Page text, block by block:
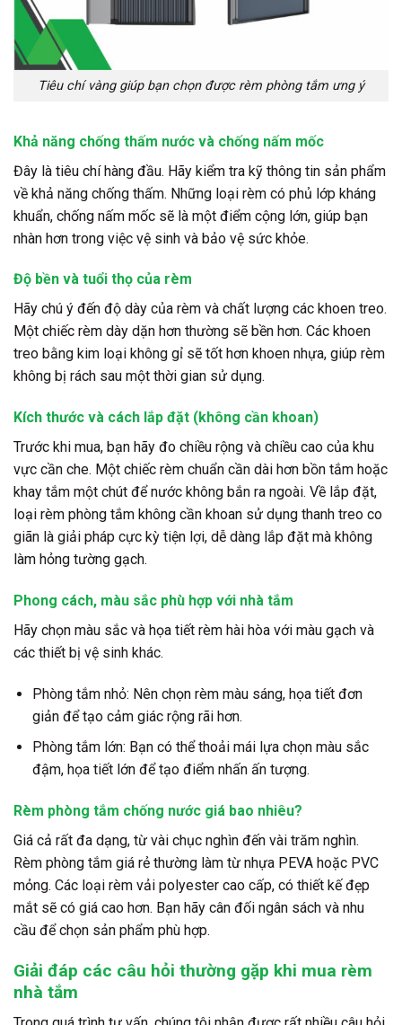
Tiêu chí vàng giúp bạn chọn được rèm phòng tắm ưng ý
Khả năng chống thấm nước và chống nấm mốc
Đây là tiêu chí hàng đầu. Hãy kiểm tra kỹ thông tin sản phẩm
về khả năng chống thấm. Những loại rèm có phủ lớp kháng
khuẩn, chống nấm mốc sẽ là một điểm cộng lớn, giúp bạn
nhàn hơn trong việc vệ sinh và bảo vệ sức khỏe.
Độ bền và tuổi thọ của rèm
Hãy chú ý đến độ dày của rèm và chất lượng các khoen treo.
Một chiếc rèm dày dặn hơn thường sẽ bền hơn. Các khoen
treo bằng kim loại không gỉ sẽ tốt hơn khoen nhựa, giúp rèm
không bị rách sau một thời gian sử dụng.
Kích thước và cách lắp đặt (không cần khoan)
Trước khi mua, bạn hãy đo chiều rộng và chiều cao của khu
vực cần che. Một chiếc rèm chuẩn cần dài hơn bồn tắm hoặc
khay tắm một chút để nước không bắn ra ngoài. Về lắp đặt,
loại rèm phòng tắm không cần khoan sử dụng thanh treo co
giãn là giải pháp cực kỳ tiện lợi, dễ dàng lắp đặt mà không
làm hỏng tường gạch.
Phong cách, màu sắc phù hợp với nhà tắm
Hãy chọn màu sắc và họa tiết rèm hài hòa với màu gạch và
các thiết bị vệ sinh khác.
Phòng tắm nhỏ: Nên chọn rèm màu sáng, họa tiết đơn
giản để tạo cảm giác rộng rãi hơn.
Phòng tắm lớn: Bạn có thể thoải mái lựa chọn màu sắc
đậm, họa tiết lớn để tạo điểm nhấn ấn tượng.
Rèm phòng tắm chống nước giá bao nhiêu?
Giá cả rất đa dạng, từ vài chục nghìn đến vài trăm nghìn.
Rèm phòng tắm giá rẻ thường làm từ nhựa PEVA hoặc PVC
mỏng. Các loại rèm vải polyester cao cấp, có thiết kế đẹp
mắt sẽ có giá cao hơn. Bạn hãy cân đối ngân sách và nhu
cầu để chọn sản phẩm phù hợp.
Giải đáp các câu hỏi thường gặp khi mua rèm
nhà tắm